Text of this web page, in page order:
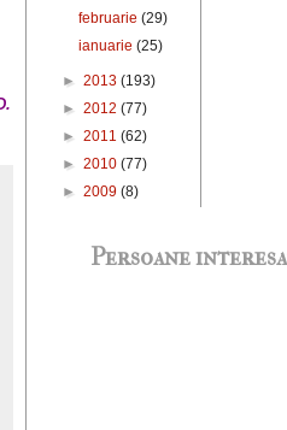
februarie(29)
ianuarie(25)
► 2013 (193)
► 2012 (77)
► 2011 (62)
► 2010 (77)
► 2009 (8)
Persoane